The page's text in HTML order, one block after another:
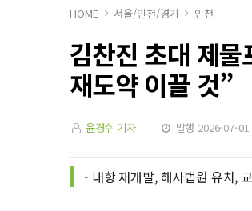
HOME 서울/인천/경기 인천
김찬진 초대 제
재도약 이끌 것”
윤경수 기자 발행 2026-07-
- 내항 재개발, 해사법원 유치,